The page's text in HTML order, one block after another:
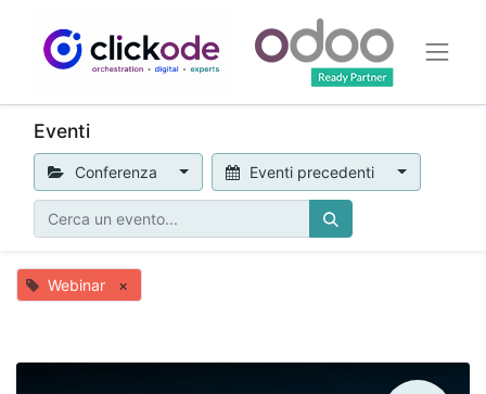
Eventi
Conferenza Eventi precedenti
Webinar ×